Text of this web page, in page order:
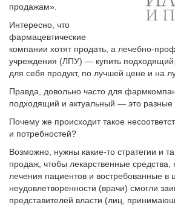
продажам».
Интересно, что
фармацевтические
компании хотят продать, а лечебно-
учреждения (ЛПУ) — купить подходящий,
для себя продукт, по лучшей цене и на
Правда, довольно часто для
подходящий и актуальный — это разные
Почему же происходит такое
и потребностей?
Возможно, нужны какие-то стратегии и
продаж, чтобы лекарственные
лечения пациентов и востребованные в
неудовлетворенности (врачи) смогли
представителей власти (лиц,